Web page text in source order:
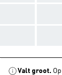
Valt groot.